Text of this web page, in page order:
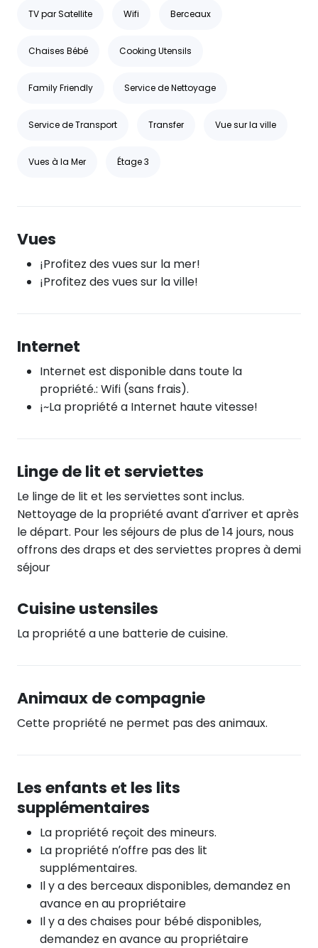
TV par Satellite Wifi Berceaux
Chaises Bébé Cooking Utensils
Family Friendly Service de Nettoyage
Service de Transport Transfer Vue sur la ville
Vues à la Mer Étage 3
Vues
¡Profitez des vues sur la mer!
¡Profitez des vues sur la ville!
Internet
Internet est disponible dans toute la
propriété.: Wifi (sans frais).
¡~La propriété a Internet haute vitesse!
Linge de lit et serviettes
Le linge de lit et les serviettes sont inclus.
Nettoyage de la propriété avant d'arriver et après
le départ. Pour les séjours de plus de 14 jours, nous
offrons des draps et des serviettes propres à demi
séjour
Cuisine ustensiles
La propriété a une batterie de cuisine.
Animaux de compagnie
Cette propriété ne permet pas des animaux.
Les enfants et les lits
supplémentaires
La propriété reçoit des mineurs.
La propriété n’offre pas des lit
supplémentaires.
Il y a des berceaux disponibles, demandez en
avance en au propriétaire
Il y a des chaises pour bébé disponibles,
demandez en avance au propriétaire